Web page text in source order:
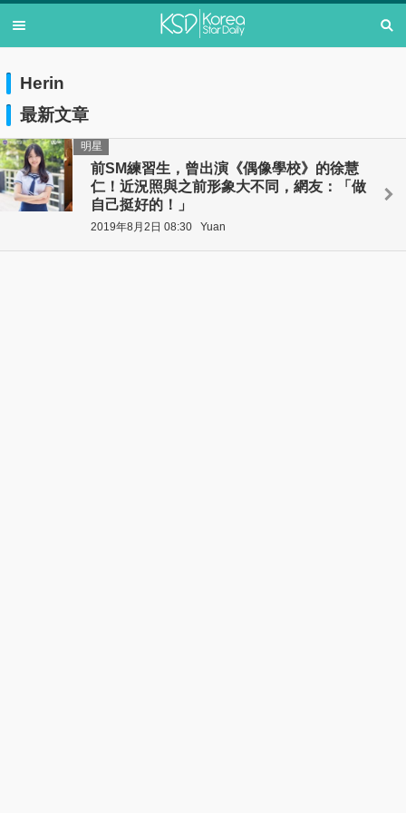
Herin
最新文章
前SM練習生，曾出演《偶像學校》的徐慧
仁！近況照與之前形象大不同，網友：「做
自己挺好的！」
明星
2019年8月2日 08:30 Yuan